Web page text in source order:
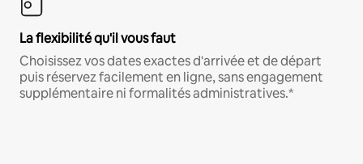
La flexibilité qu'il vous faut
Choisissez vos dates exactes d'arrivée et de départ
puis réservez facilement en ligne, sans engagement
supplémentaire ni formalités administratives.*